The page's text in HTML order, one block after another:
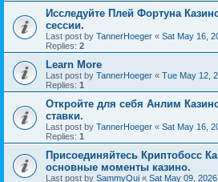
Исследуйте Плей Фортуна
сессии.
Last post by TannerHoeger « Sat May 16,
Replies: 2
Learn More
Last post by TannerHoeger « Tue May 12,
Replies: 1
Откройте для себя Анлим
ставки.
Last post by TannerHoeger « Sat May 16,
Replies: 1
Присоединяйтесь Криптобосс
основные моменты казино.
Last post by SammyQui « Sat May 09,